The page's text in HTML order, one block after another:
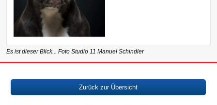
Es ist dieser Blick... Foto Studio 11 Manuel Schindler
Zurück zur Übersicht